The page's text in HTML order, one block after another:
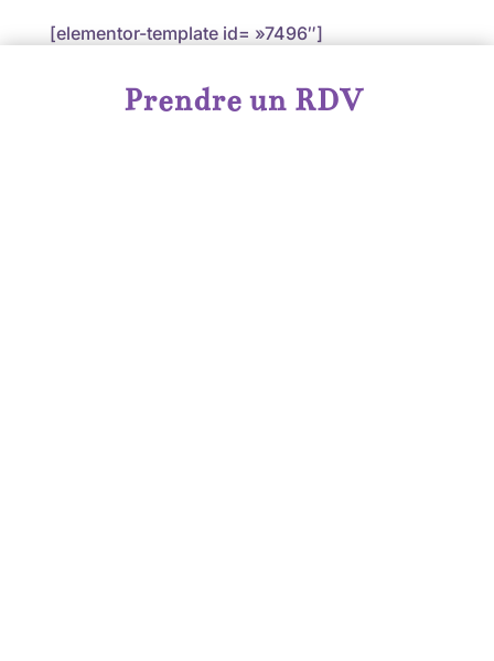
[elementor-template id= »7496″]
Prendre un RDV